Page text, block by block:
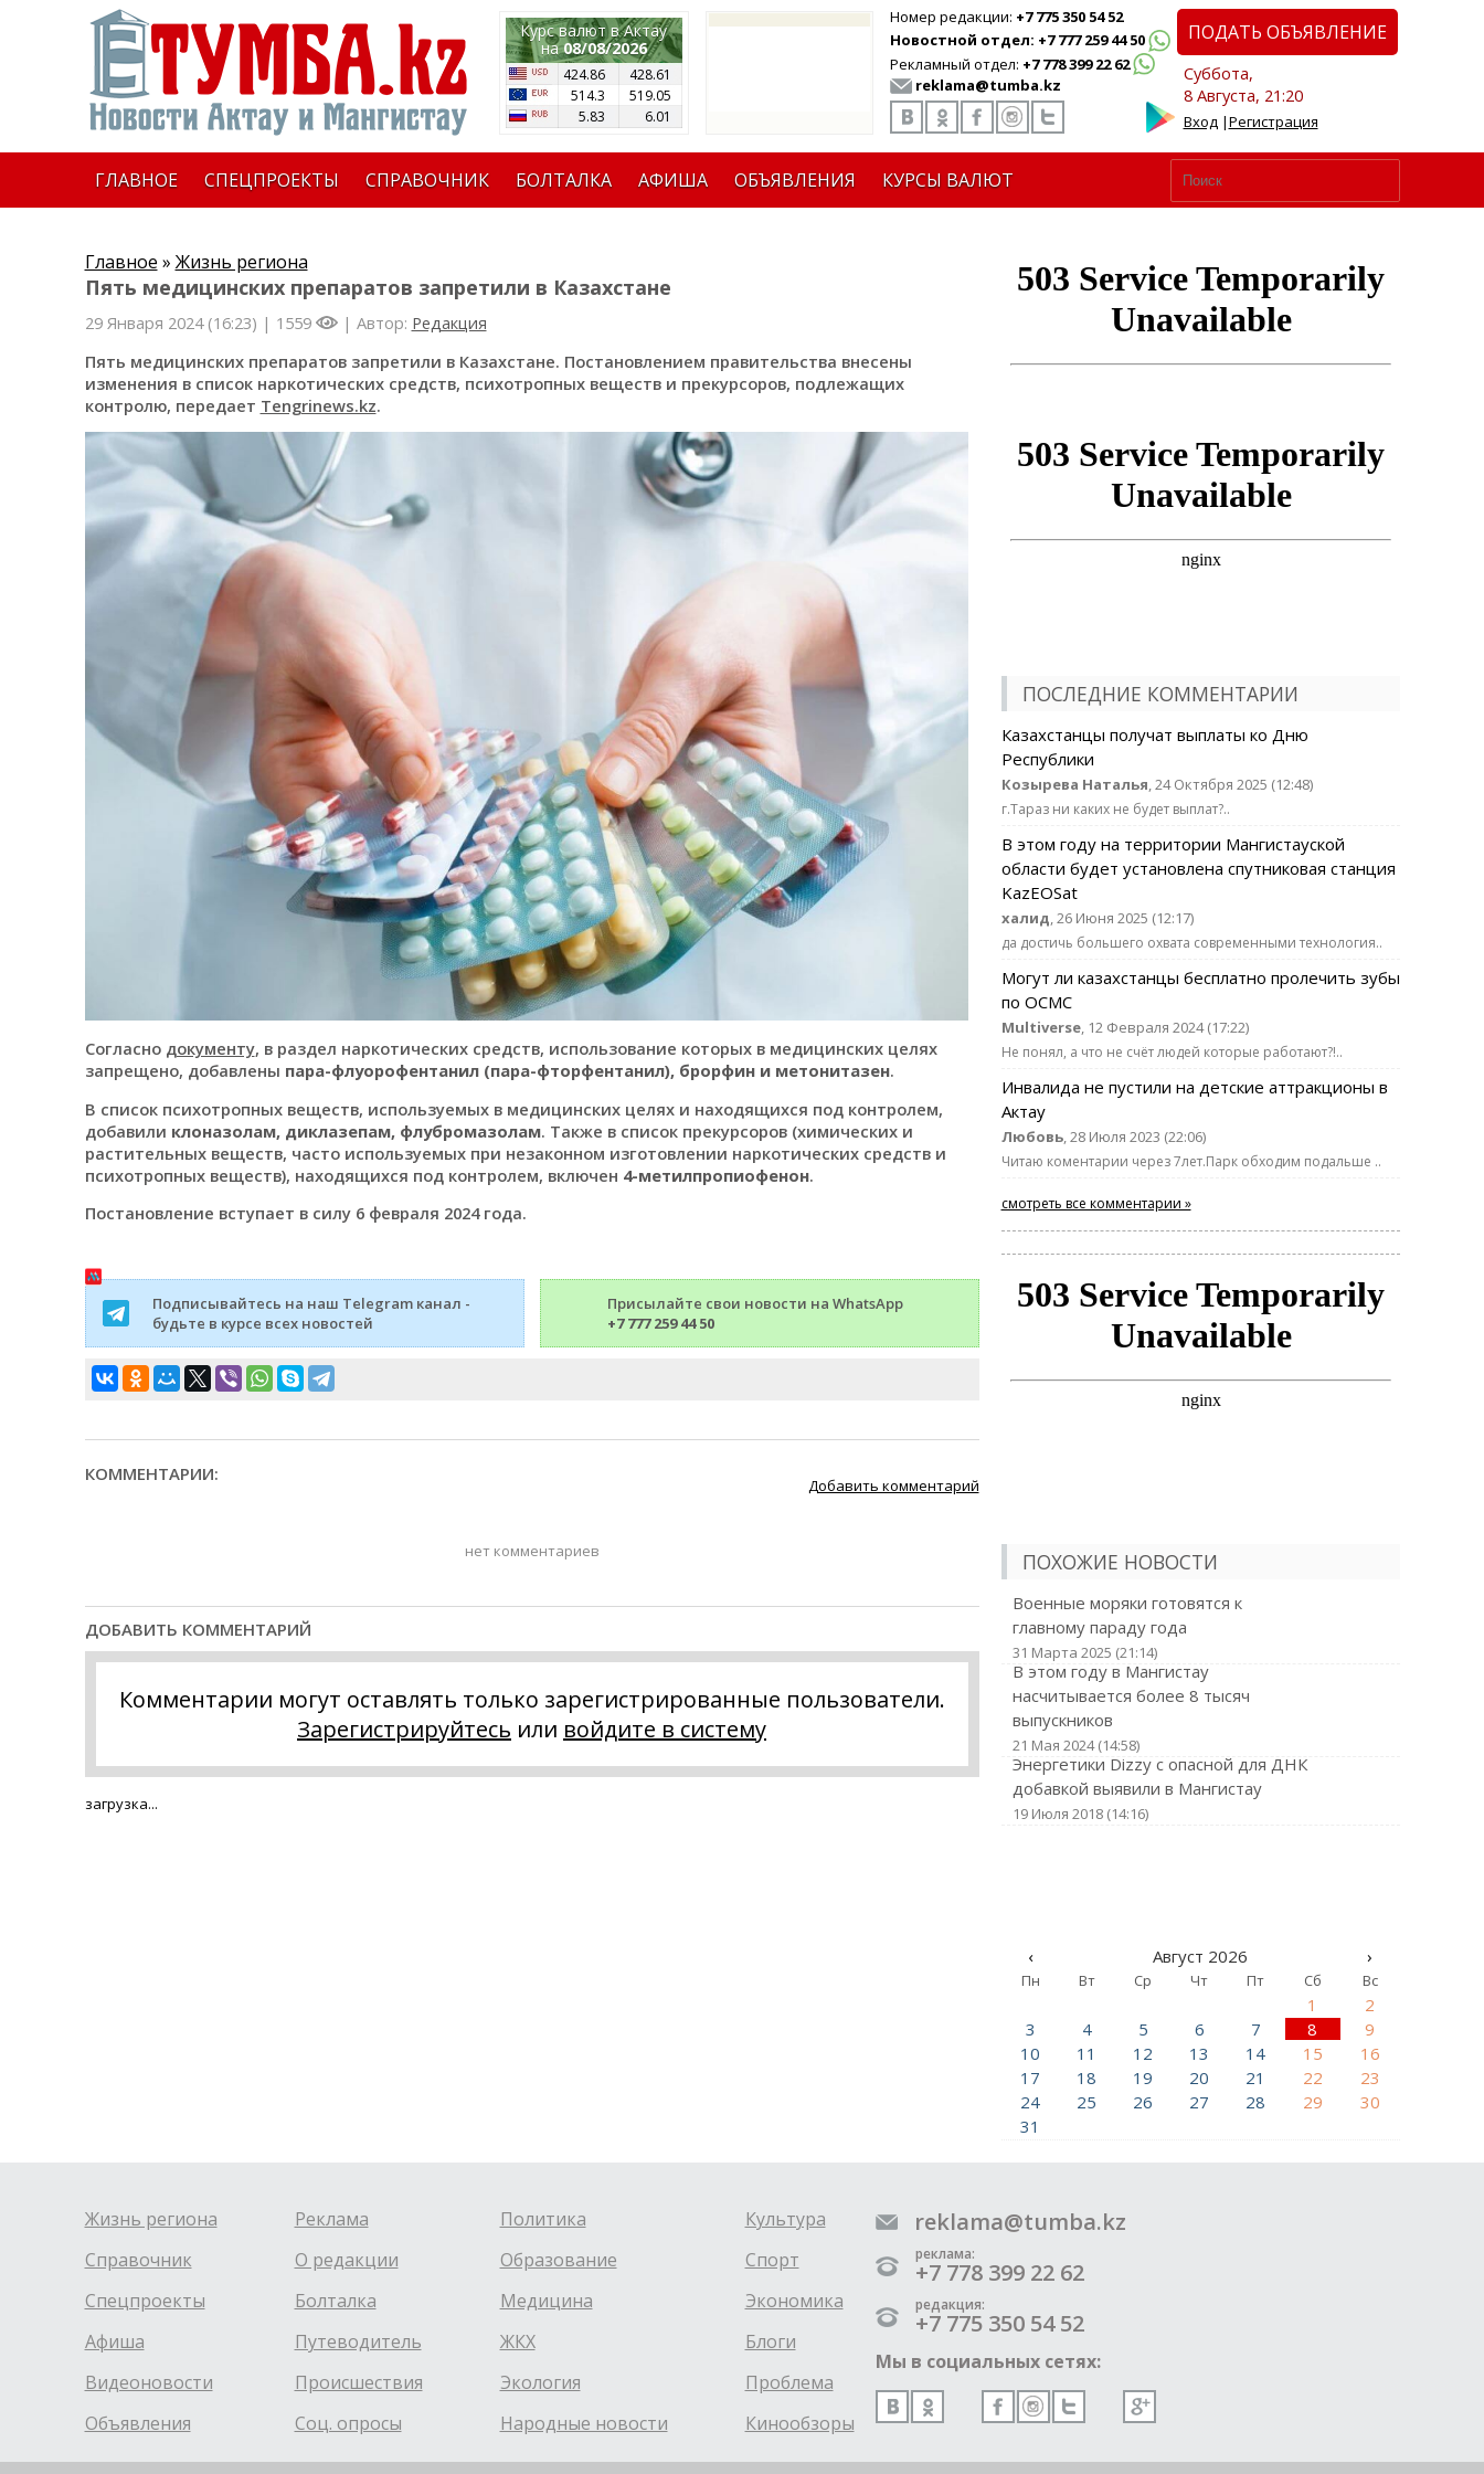
Курс валют в Актау
на08/08/2026
424.86
428.61
514.3
519.05
5.83
6.01
Номер редакции: +7 775 350 54 52
Новостной отдел: +7 777 259 44 50
Рекламный отдел: +7 778 399 22 62
reklama@tumba.kz
ПОДАТЬ ОБЪЯВЛЕНИЕ
Суббота,
8 Августа, 21:20
Вход|Регистрация
ГЛАВНОЕ СПЕЦПРОЕКТЫ СПРАВОЧНИК БОЛТАЛКА АФИША ОБЪЯВЛЕНИЯ КУРСЫ ВАЛЮТ
Главное » Жизнь региона
Пять медицинских препаратов запретили в Казахстане
29 Января 2024 (16:23) | 1559 | Автор: Редакция
Пять медицинских препаратов запретили в Казахстане. Постановлением правительства внесены
изменения в список наркотических средств, психотропных веществ и прекурсоров, подлежащих
контролю, передает Tengrinews.kz.
Согласно документу, в раздел наркотических средств, использование которых в медицинских целях
запрещено, добавлены пара-флуорофентанил (пара-фторфентанил), брорфин и метонитазен.
В список психотропных веществ, используемых в медицинских целях и находящихся под контролем,
добавили клоназолам, диклазепам, флубромазолам. Также в список прекурсоров (химических и
растительных веществ, часто используемых при незаконном изготовлении наркотических средств и
психотропных веществ), находящихся под контролем, включен 4-метилпропиофенон.
Постановление вступает в силу 6 февраля 2024 года.
Подписывайтесь на наш Telegram канал -
будьте в курсе всех новостей
Присылайте свои новости на WhatsApp
+7 777 259 44 50
КОММЕНТАРИИ:
Добавить комментарий
нет комментариев
ДОБАВИТЬ КОММЕНТАРИЙ
Комментарии могут оставлять только зарегистрированные пользователи.
Зарегистрируйтесь или войдите в систему
загрузка...
ПОСЛЕДНИЕ КОММЕНТАРИИ
Казахстанцы получат выплаты ко Дню
Республики
Козырева Наталья, 24 Октября 2025 (12:48)
г.Тараз ни каких не будет выплат?..
В этом году на территории Мангистауской
области будет установлена спутниковая станция
KazEOSat
халид, 26 Июня 2025 (12:17)
да достичь большего охвата современными технология..
Могут ли казахстанцы бесплатно пролечить зубы
по ОСМС
Multiverse, 12 Февраля 2024 (17:22)
Не понял, а что не счёт людей которые работают?!..
Инвалида не пустили на детские аттракционы в
Актау
Любовь, 28 Июля 2023 (22:06)
Читаю коментарии через 7лет.Парк обходим подальше ..
смотреть все комментарии »
ПОХОЖИЕ НОВОСТИ
Военные моряки готовятся к
главному параду года
31 Марта 2025 (21:14)
В этом году в Мангистау
насчитывается более 8 тысяч
выпускников
21 Мая 2024 (14:58)
Энергетики Dizzy с опасной для ДНК
добавкой выявили в Мангистау
19 Июля 2018 (14:16)
‹ Август 2026 ›
Пн Вт Ср Чт Пт Сб Вс
1
2
3
4 5 6 7 8
9
10
11 12 13 14 15
16
17
18 19 20 21 22
23
24
25 26 27 28 29
30
31
Жизнь региона
Справочник
Спецпроекты
Афиша
Видеоновости
Объявления
Реклама
О редакции
Болталка
Путеводитель
Происшествия
Соц. опросы
Политика
Образование
Медицина
ЖКХ
Экология
Народные новости
Культура
Спорт
Экономика
Блоги
Проблема
Кинообзоры
reklama@tumba.kz
реклама:
+7 778 399 22 62
редакция:
+7 775 350 54 52
Мы в социальных сетях: